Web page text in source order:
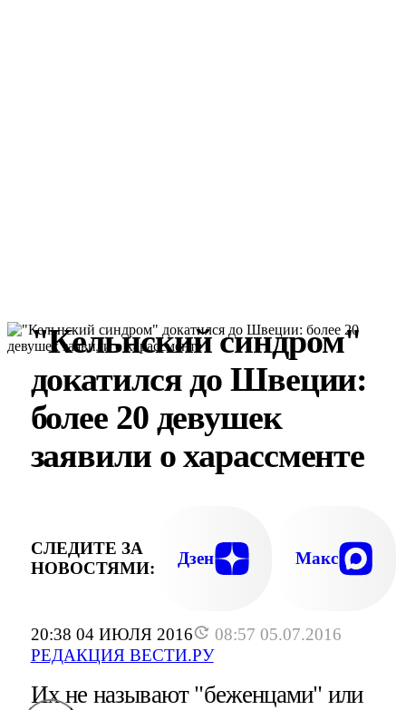
20:38 04 ИЮЛЯ 2016
08:57 05.07.2016
РЕДАКЦИЯ ВЕСТИ.РУ
"Кельнский синдром"
докатился до Швеции:
более 20 девушек
заявили о харассменте
СЛЕДИТЕ ЗА
НОВОСТЯМИ:
Дзен Макс
Их не называют "беженцами" или